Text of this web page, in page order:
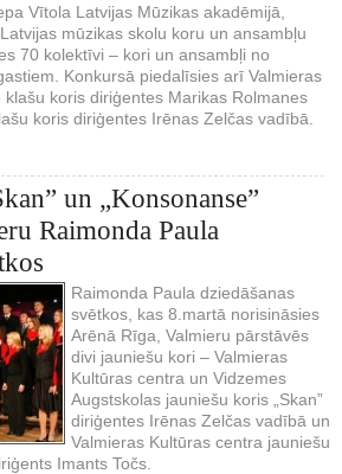
Vītola Latvijas Mūzikas akadēmijā,
mūzikas skolu koru un ansambļu
70 kolektīvi – kori un ansambļi no
Konkursā piedalīsies arī Valmieras
koris diriģentes Marikas Rolmanes
koris diriģentes Irēnas Zelčas vadībā.
un „Konsonanse”
Raimonda Paula
Raimonda Paula dziedāšanas
svētkos, kas 8.martā norisināsies
Arēnā Rīga, Valmieru pārstāvēs
divi jauniešu kori – Valmieras
Kultūras centra un Vidzemes
Augstskolas jauniešu koris „Skan”
diriģentes Irēnas Zelčas vadībā un
Valmieras Kultūras centra jauniešu
Imants Točs.